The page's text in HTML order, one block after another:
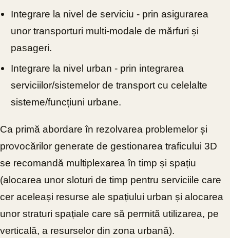
Integrare la nivel de serviciu - prin asigurarea
unor transporturi multi-modale de mărfuri și
pasageri.
Integrare la nivel urban - prin integrarea
serviciilor/sistemelor de transport cu celelalte
sisteme/funcțiuni urbane.
Ca primă abordare în rezolvarea problemelor și
provocărilor generate de gestionarea traficului 3D
se recomandă multiplexarea în timp și spațiu
(alocarea unor sloturi de timp pentru serviciile care
cer aceleași resurse ale spațiului urban și alocarea
unor straturi spațiale care să permită utilizarea, pe
verticală, a resurselor din zona urbană).